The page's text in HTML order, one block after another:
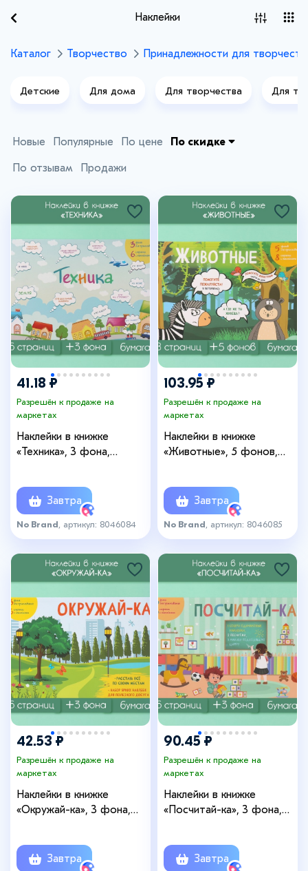
Наклейки
Каталог Творчество Принадлежности для
Детские Для дома Для творчества Для
Новые Популярные По цене По скидке
По отзывам Продажи
41.18 ₽
Разрешён к продаже на
маркетах
Наклейки в книжке
«Техника», 3 фона,
Завтра
No Brand , артикул: 8046084
+9
103.95 ₽
Разрешён к продаже на
маркетах
Наклейки в книжке
«Животные», 5 фонов,
Завтра
No Brand , артикул: 8046085
42.53 ₽
Разрешён к продаже на
маркетах
Наклейки в книжке
«Окружай-ка», 3 фона,
Завтра
+5
90.45 ₽
Разрешён к продаже на
маркетах
Наклейки в книжке
«Посчитай-ка», 3 фона,
Завтра